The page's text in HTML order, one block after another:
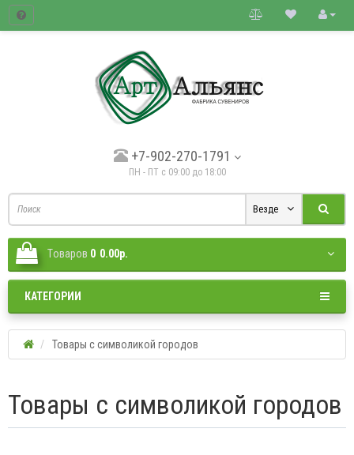
+7-902-270-1791
ПН - ПТ с 09:00 до 18:00
Везде
Tоваров 0 0.00р.
КАТЕГОРИИ
Товары с символикой городов
Товары с символикой городов